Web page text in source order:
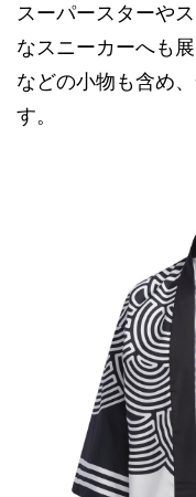
スーパースターや
なスニーカーへも
などの小物も含め
す。